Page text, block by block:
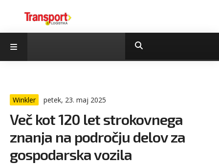
Winkler petek, 23. maj 2025
Več kot 120 let strokovnega
znanja na področju delov za
gospodarska vozila